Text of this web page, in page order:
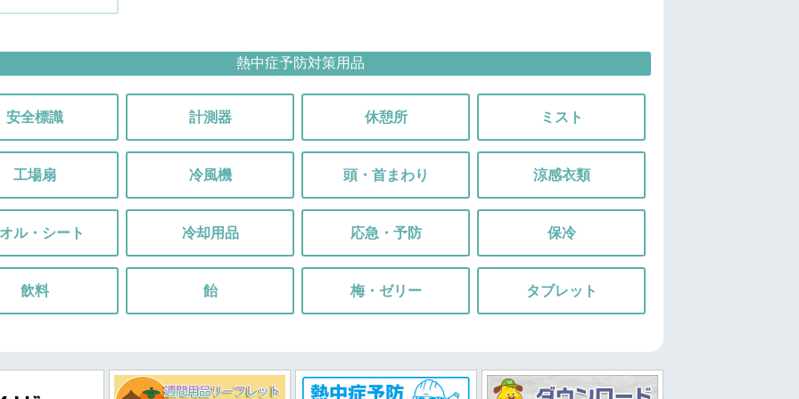
熱中症予防対策用品
安全標識 計測器 休憩所 ミスト
工場扇 冷風機 頭・首まわり 涼感衣類
ル・シート 冷却用品 応急・予防 保冷
飲料 飴 梅・ゼリー タブレット